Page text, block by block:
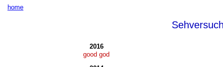
home
2016
good god